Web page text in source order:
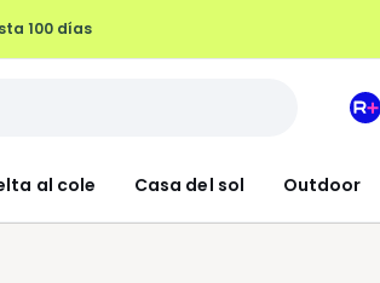
100 días
al cole Casa del sol Outdoor
Mi